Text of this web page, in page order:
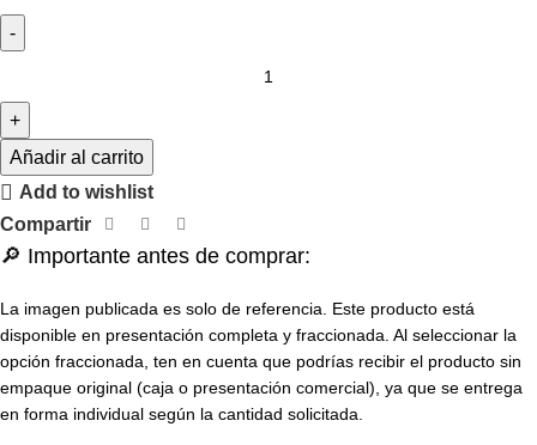
Añadir al carrito
Add to wishlist
Compartir
🔎 Importante antes de comprar:
La imagen publicada es solo de referencia. Este producto está
disponible en presentación completa y fraccionada. Al seleccionar la
opción fraccionada, ten en cuenta que podrías recibir el producto sin
empaque original (caja o presentación comercial), ya que se entrega
en forma individual según la cantidad solicitada.